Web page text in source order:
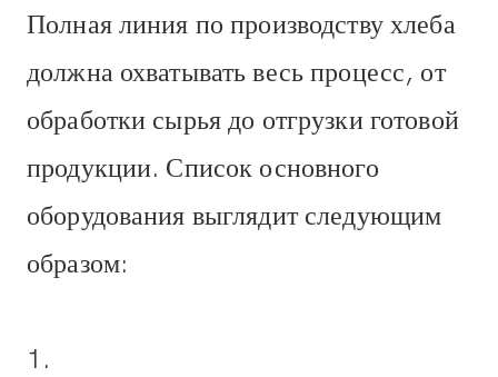
Полная линия по производству хлеба
должна охватывать весь процесс, от
обработки сырья до отгрузки готовой
продукции. Список основного
оборудования выглядит следующим
образом:
1.